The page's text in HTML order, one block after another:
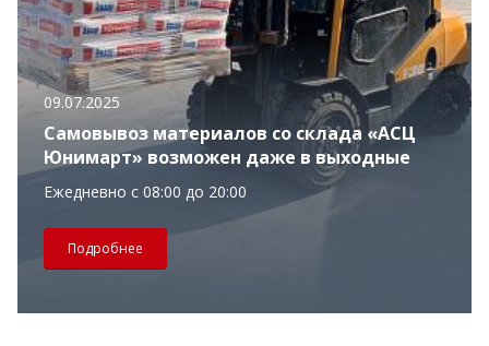
09.07.2025
Самовывоз материалов со склада «АСЦ
Юнимарт» возможен даже в выходные
Ежедневно с 08:00 до 20:00
Подробнее